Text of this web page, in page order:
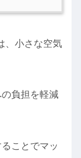
、小さな空気
負担を軽減
ことでマッ